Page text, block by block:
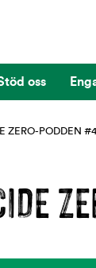
oss
ZERO-PODDEN #4